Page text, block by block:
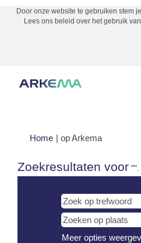
Door onze website te gebruiken stem
Lees ons beleid over het gebruik
Home | op Arkema(huidige
Zoekresultaten voor "".
Meer opties